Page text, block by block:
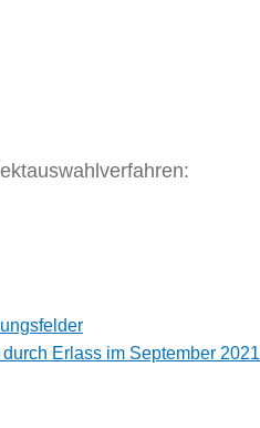
Erlass im September 2021